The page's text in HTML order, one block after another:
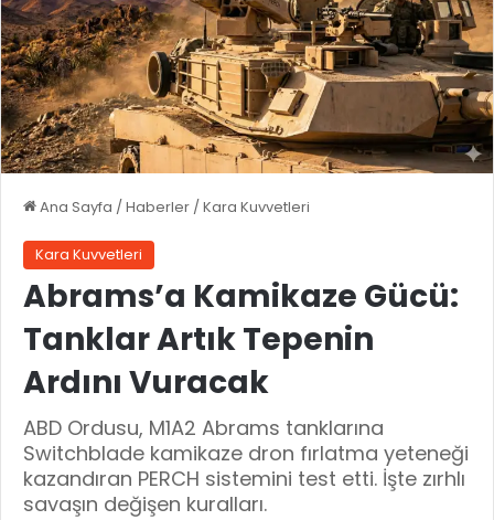
Ana Sayfa / Haberler / Kara Kuvvetleri
Kara Kuvvetleri
Abrams’a Kamikaze Gücü:
Tanklar Artık Tepenin
Ardını Vuracak
ABD Ordusu, M1A2 Abrams tanklarına
Switchblade kamikaze dron fırlatma yeteneği
kazandıran PERCH sistemini test etti. İşte zırhlı
savaşın değişen kuralları.